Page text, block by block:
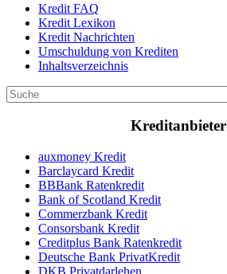
Kredit FAQ
Kredit Lexikon
Kredit Nachrichten
Umschuldung von Krediten
Inhaltsverzeichnis
Kreditanbieter
auxmoney Kredit
Barclaycard Kredit
BBBank Ratenkredit
Bank of Scotland Kredit
Commerzbank Kredit
Consorsbank Kredit
Creditplus Bank Ratenkredit
Deutsche Bank PrivatKredit